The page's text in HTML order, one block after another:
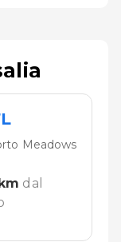
Meadows
dal